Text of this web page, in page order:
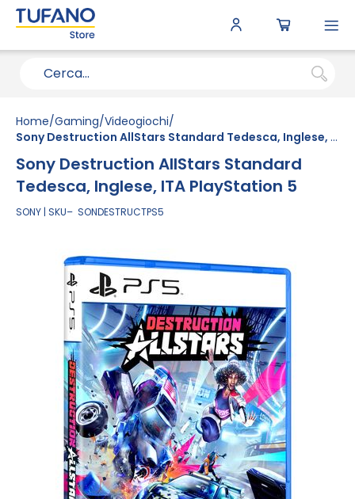
Home Gaming Videogiochi
Sony Destruction AllStars Standard Tedesca, Inglese, ITA PlayStation 5
Sony Destruction AllStars Standard
Tedesca, Inglese, ITA PlayStation 5
SONY SKU SONDESTRUCTPS5
immagini